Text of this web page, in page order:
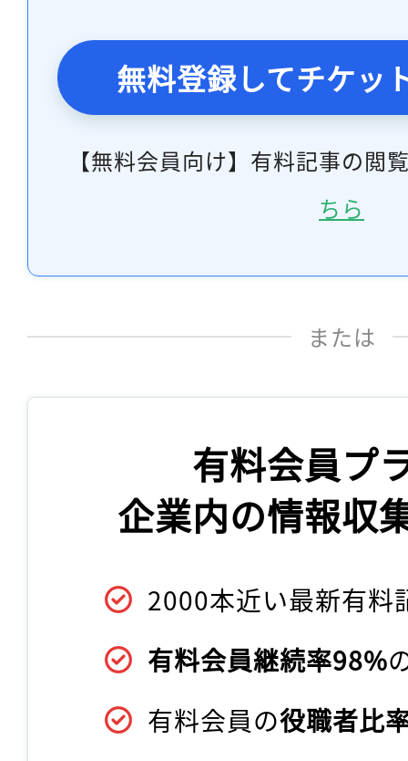
無料登録してチケッ
【無料会員向け】有料記事の閲
ちら
または
有料会員プ
企業内の情報収
2000本近い最新有料
有料会員継続率98%
有料会員の役職者比